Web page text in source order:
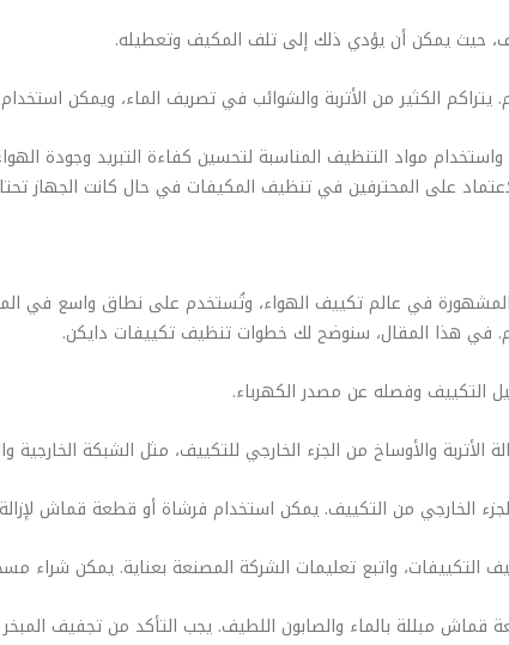
مواد التنظيف المناسبة لتحسين كفاءة التبريد وجودة
على المحترفين في تنظيف المكيفات في حال كانت الجهاز
في عالم تكييف الهواء، وتُستخدم على نطاق واسع في
في هذا المقال، سنوضح لك خطوات تنظيف تكييفات دايكن.